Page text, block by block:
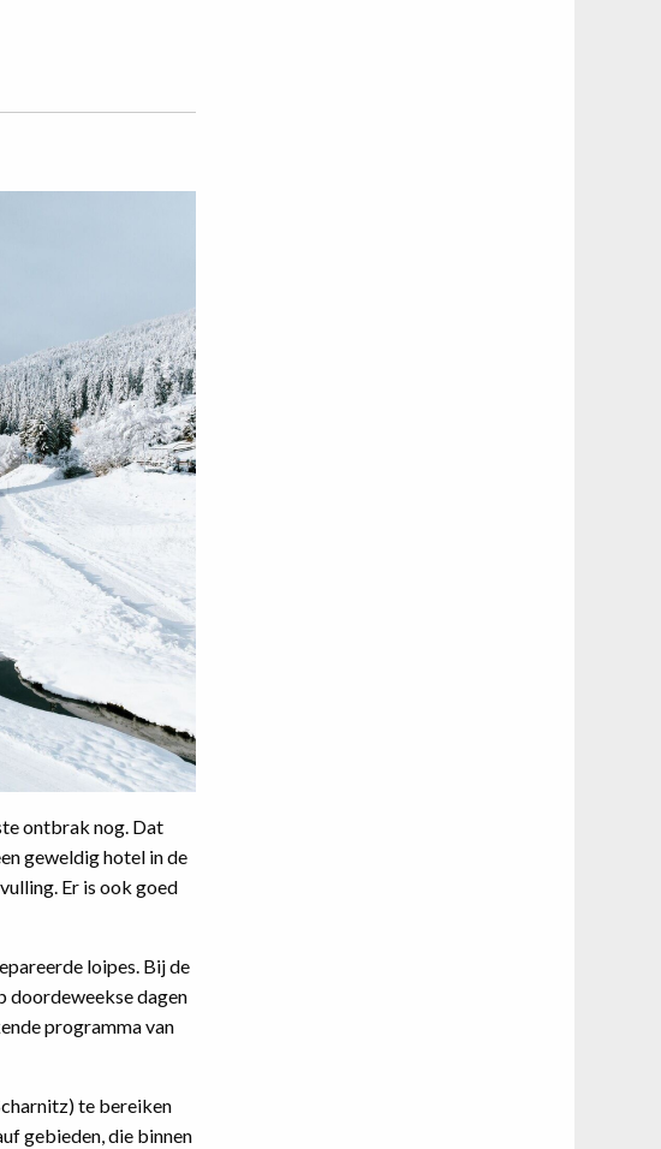
ontbrak nog. Dat
geweldig hotel in de
Er is ook goed
loipes. Bij de
doordeweekse dagen
programma van
te bereiken
gebieden, die binnen